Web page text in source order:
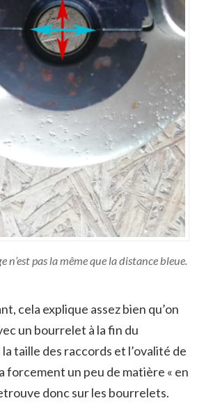
n’est pas la même que la distance bleue.
cela explique assez bien qu’on
un bourrelet à la fin du
taille des raccords et l’ovalité de
forcement un peu de matière « en
donc sur les bourrelets.